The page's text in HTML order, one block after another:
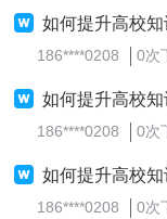
如何提升高校
186****0208 0次
如何提升高校知
186****0208 0次
如何提升高校知识
186****0208 0次